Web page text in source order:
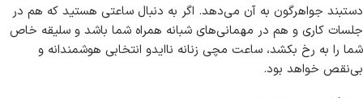
دستبند جواهرگون به آن می‌دهد. اگر به دنبال ساعتی هستید که هم در
جلسات کاری و هم در مهمانی‌های شبانه همراه شما باشد و سلیقه خاص
شما را به رخ بکشد، ساعت مچی زنانه ناایدو انتخابی هوشمندانه و
بی‌نقص خواهد بود.